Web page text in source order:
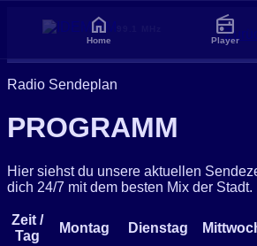
Radio Sendeplan
PROGRAMM
Hier siehst du unsere aktuellen
dich 24/7 mit dem besten Mix der Stadt.
Zeit /
Tag
Montag Dienstag
home
Home
radio
Player